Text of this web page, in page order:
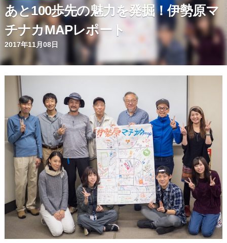
あと100歩先の魅力を発掘！伊勢原マ
チナカMAPレポート
2017年11月08日